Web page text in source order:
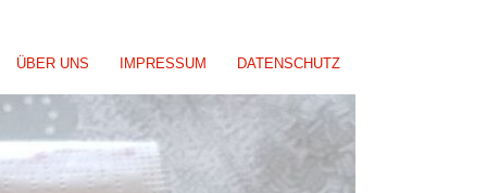
ÜBER UNS IMPRESSUM DATENSCHUTZ